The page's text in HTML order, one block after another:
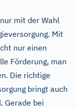
mit der Wahl
Mit
nur einen
Förderung, man
Die richtige
bringt auch
Gerade bei